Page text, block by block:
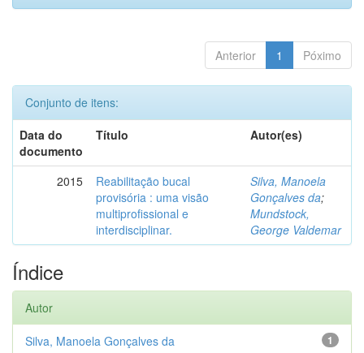
Anterior 1 Póximo
Conjunto de itens:
Data do
documento
Título Autor(es)
2015
Reabilitação bucal
provisória : uma visão
multiprofissional e
interdisciplinar.
Silva, Manoela
Gonçalves da;
Mundstock,
George Valdemar
Índice
Autor
1
Silva, Manoela Gonçalves da